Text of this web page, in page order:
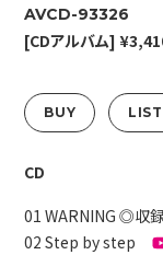
AVCD-93326
[CDアルバム] ¥3,410
BUY
CD
01 WARNING◎収
02 Step by step